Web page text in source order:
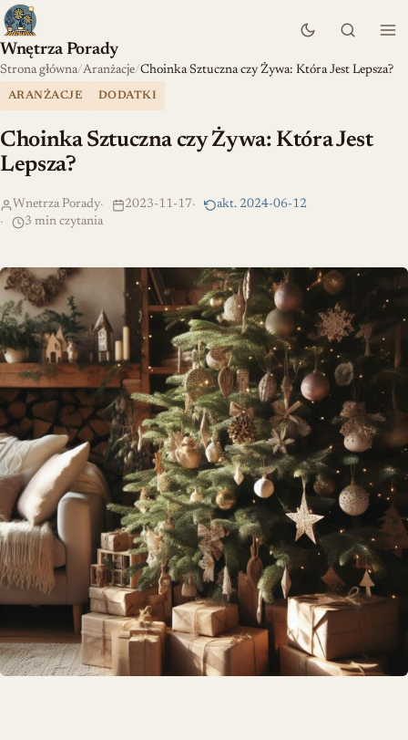
Wnętrza Porady
Strona główna Aranżacje Choinka Sztuczna czy Żywa: Która Jest Lepsza?
ARANŻACJE DODATKI
Choinka Sztuczna czy Żywa: Która Jest
Lepsza?
Wnetrza Porady 2023-11-17
akt. 2024-06-12
3 min czytania